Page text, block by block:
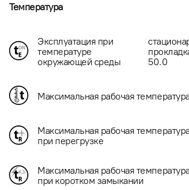
Температура
Эксплуатация при
температуре
окружающей среды
50.0
Максимальная рабочая
Максимальная рабочая
при перегрузке
Максимальная рабочая
при коротком замыкании